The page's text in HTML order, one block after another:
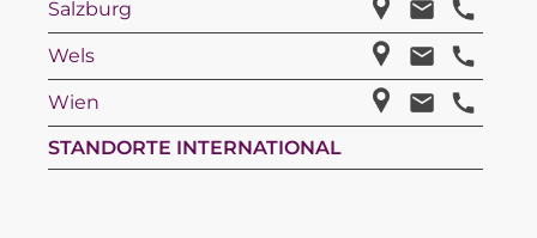
Salzburg
Wels
Wien
STANDORTE INTERNATIONAL